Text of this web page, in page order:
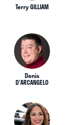
Terry GILLIAM
Denis
D'ARCANGELO